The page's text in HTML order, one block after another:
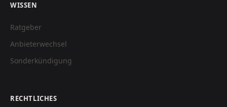
WISSEN
Ratgeber
Anbieterwechsel
Sonderkündigung
RECHTLICHES